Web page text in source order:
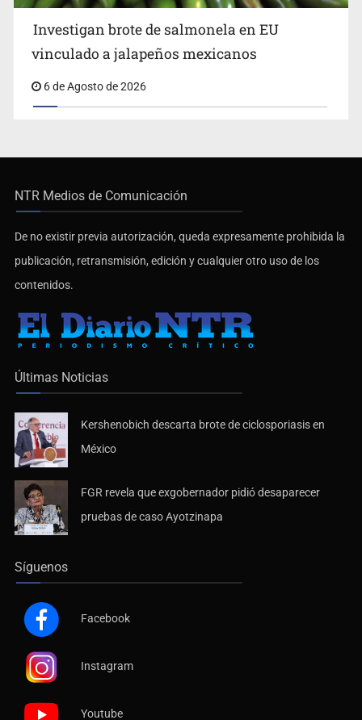
Investigan brote de salmonela en EU
vinculado a jalapeños mexicanos
6 de Agosto de 2026
NTR Medios de Comunicación
De no existir previa autorización, queda expresamente prohibida la
publicación, retransmisión, edición y cualquier otro uso de los
contenidos.
Últimas Noticias
Kershenobich descarta brote de ciclosporiasis en
México
FGR revela que exgobernador pidió desaparecer
pruebas de caso Ayotzinapa
Síguenos
Facebook
Instagram
Youtube